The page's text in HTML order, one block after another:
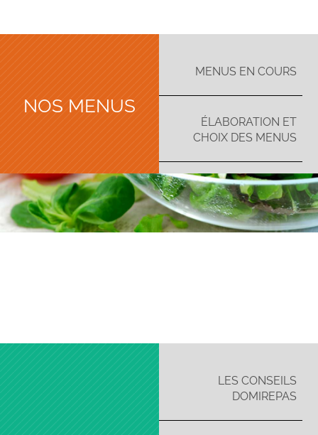
MENUS EN COURS
ÉLABORATION ET
CHOIX DES MENUS
NOS MENUS
LES CONSEILS
DOMIREPAS